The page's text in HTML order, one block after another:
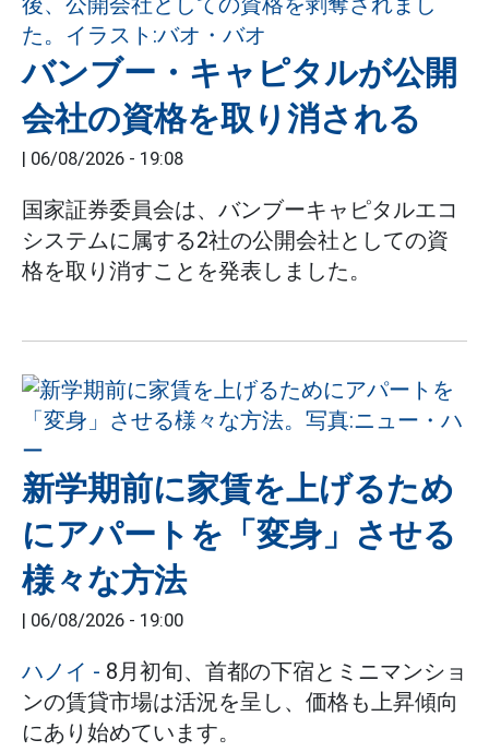
バンブー・キャピタルが公開
会社の資格を取り消される
| 06/08/2026 - 19:08
国家証券委員会は、バンブーキャピタルエコ
システムに属する2社の公開会社としての資
格を取り消すことを発表しました。
新学期前に家賃を上げるため
にアパートを「変身」させる
様々な方法
| 06/08/2026 - 19:00
ハノイ - 8月初旬、首都の下宿とミニマンショ
ンの賃貸市場は活況を呈し、価格も上昇傾向
にあり始めています。